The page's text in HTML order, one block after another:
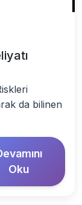
da bilinen
Oku